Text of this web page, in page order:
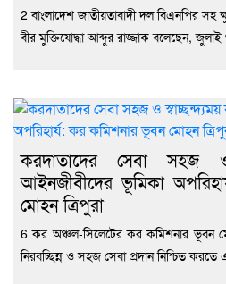
2 বাংলাদেশ জাতীয়তাবাদী দল বিএনপির
বীর মুক্তিযোদ্ধা আব্দুর রাজ্জাক বলেছেন,
করদাতাদের সেবা সহজ
আইনজীবীদের ভূমিকা
মোহন ত্রিপুরা
6 কর অঞ্চল-সিলেটের কর কমিশনার ভূবন
নিরবচ্ছিন্ন ও সহজ সেবা প্রদান নিশ্চিত